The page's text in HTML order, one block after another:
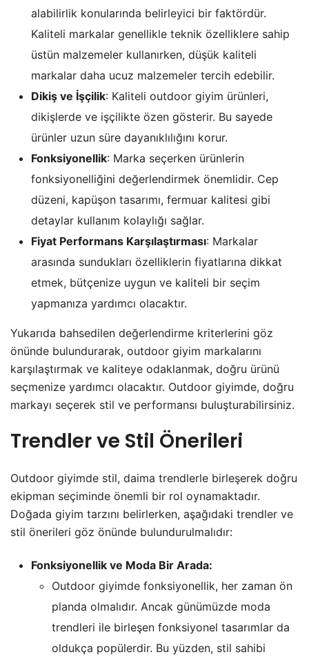
alabilirlik konularında belirleyici bir faktördür.
Kaliteli markalar genellikle teknik özelliklere sahip
üstün malzemeler kullanırken, düşük kaliteli
markalar daha ucuz malzemeler tercih edebilir.
Dikiş ve İşçilik: Kaliteli outdoor giyim ürünleri,
dikişlerde ve işçilikte özen gösterir. Bu sayede
ürünler uzun süre dayanıklılığını korur.
Fonksiyonellik: Marka seçerken ürünlerin
fonksiyonelliğini değerlendirmek önemlidir. Cep
düzeni, kapüşon tasarımı, fermuar kalitesi gibi
detaylar kullanım kolaylığı sağlar.
Fiyat Performans Karşılaştırması: Markalar
arasında sundukları özelliklerin fiyatlarına dikkat
etmek, bütçenize uygun ve kaliteli bir seçim
yapmanıza yardımcı olacaktır.
Yukarıda bahsedilen değerlendirme kriterlerini göz
önünde bulundurarak, outdoor giyim markalarını
karşılaştırmak ve kaliteye odaklanmak, doğru ürünü
seçmenize yardımcı olacaktır. Outdoor giyimde, doğru
markayı seçerek stil ve performansı buluşturabilirsiniz.
Trendler ve Stil Önerileri
Outdoor giyimde stil, daima trendlerle birleşerek doğru
ekipman seçiminde önemli bir rol oynamaktadır.
Doğada giyim tarzını belirlerken, aşağıdaki trendler ve
stil önerileri göz önünde bulundurulmalıdır:
Fonksiyonellik ve Moda Bir Arada:
Outdoor giyimde fonksiyonellik, her zaman ön
planda olmalıdır. Ancak günümüzde moda
trendleri ile birleşen fonksiyonel tasarımlar da
oldukça popülerdir. Bu yüzden, stil sahibi